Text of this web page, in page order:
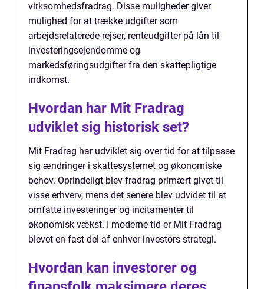
virksomhedsfradrag. Disse muligheder giver
mulighed for at trække udgifter som
arbejdsrelaterede rejser, renteudgifter på lån til
investeringsejendomme og
markedsføringsudgifter fra den skattepligtige
indkomst.
Hvordan har Mit Fradrag
udviklet sig historisk set?
Mit Fradrag har udviklet sig over tid for at tilpasse
sig ændringer i skattesystemet og økonomiske
behov. Oprindeligt blev fradrag primært givet til
visse erhverv, mens det senere blev udvidet til at
omfatte investeringer og incitamenter til
økonomisk vækst. I moderne tid er Mit Fradrag
blevet en fast del af enhver investors strategi.
Hvordan kan investorer og